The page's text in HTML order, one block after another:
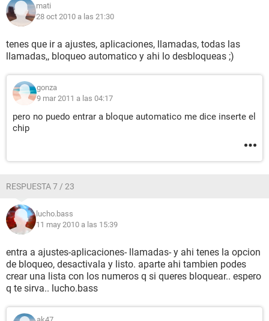
mati
28 oct 2010 a las 21:30
tenes que ir a ajustes, aplicaciones, llamadas, todas las
llamadas,, bloqueo automatico y ahi lo desbloqueas ;)
gonza
9 mar 2011 a las 04:17
pero no puedo entrar a bloque automatico me dice inserte el
chip
RESPUESTA 7 / 23
lucho.bass
11 may 2010 a las 15:39
entra a ajustes-aplicaciones- llamadas- y ahi tenes la opcion
de bloqueo, desactivala y listo. aparte ahi tambien podes
crear una lista con los numeros q si queres bloquear.. espero
q te sirva.. lucho.bass